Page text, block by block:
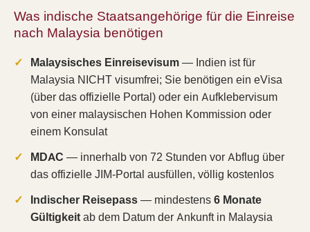
Was indische Staatsangehörige für die Einreise
nach Malaysia benötigen
Malaysisches Einreisevisum— Indien ist für
Malaysia NICHT visumfrei; Sie benötigen ein eVisa
(über das offizielle Portal) oder ein Aufklebervisum
von einer malaysischen Hohen Kommission oder
einem Konsulat
MDAC — innerhalb von 72 Stunden vor Abflug über
das offizielle JIM-Portal ausfüllen, völlig kostenlos
Indischer Reisepass— mindestens6 Monate
Gültigkeitab dem Datum der Ankunft in Malaysia